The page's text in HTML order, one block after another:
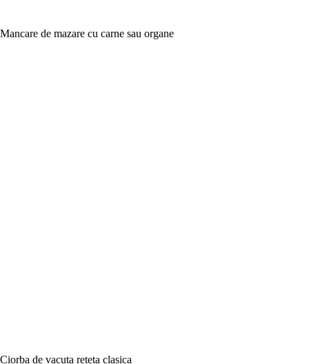
Mancare de mazare cu carne sau organe
Ciorba de vacuta reteta clasica